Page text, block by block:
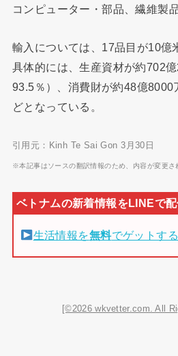
コンピューター・部品、繊維製品
輸入については、17品目が10億
具体的には、生産資材が約702
93.5％）、消費財が約48億8000
どとなっている。
引用元：Kinh Te Sai Gon 3月30日
※本記事はソースの翻訳情報のため、内容が変更さ
生活情報を無料でゲットする
[©2026 wkvetter.com. All